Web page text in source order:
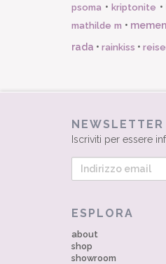
psoma •kriptonite •
mathilde m •
rada • rainkiss •
NEWSLETTER
Iscriviti per essere
ESPLORA
about
shop
showroom